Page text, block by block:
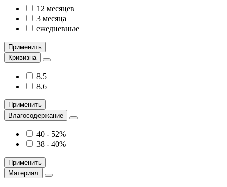
12 месяцев
3 месяца
ежедневные
Применить
Кривизна
8.5
8.6
Применить
Влагосодержание
40 - 52%
38 - 40%
Применить
Материал